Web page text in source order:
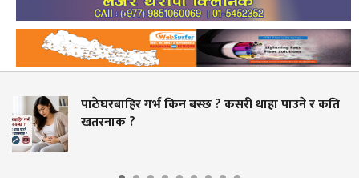
गर्भ किन बस्छ ? कसरी थाहा पाउने र कति
स्वास्थ्य